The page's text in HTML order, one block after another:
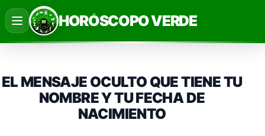
Saltar
al
contenido
HORÓSCOPO VERDE
EL MENSAJE OCULTO QUE TIENE TU
NOMBRE Y TU FECHA DE
NACIMIENTO